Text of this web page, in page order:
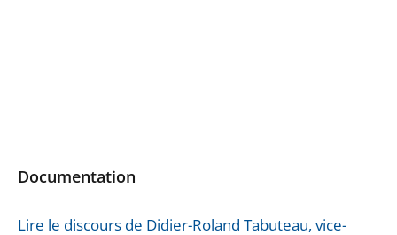
Documentation
Lire le discours de Didier-Roland Tabuteau, vice-